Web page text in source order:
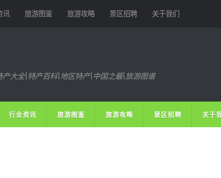
讯 旅游图鉴 旅游攻略 景区招聘 关于我们
大全|特产百科|地区特产|中国之最|旅游图谱
行业资讯 旅游图鉴 旅游攻略 景区招聘 关于